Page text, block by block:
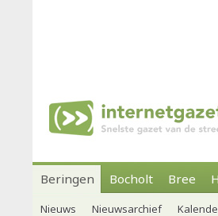
Beringen Bocholt Bree
Nieuws Nieuwsarchief